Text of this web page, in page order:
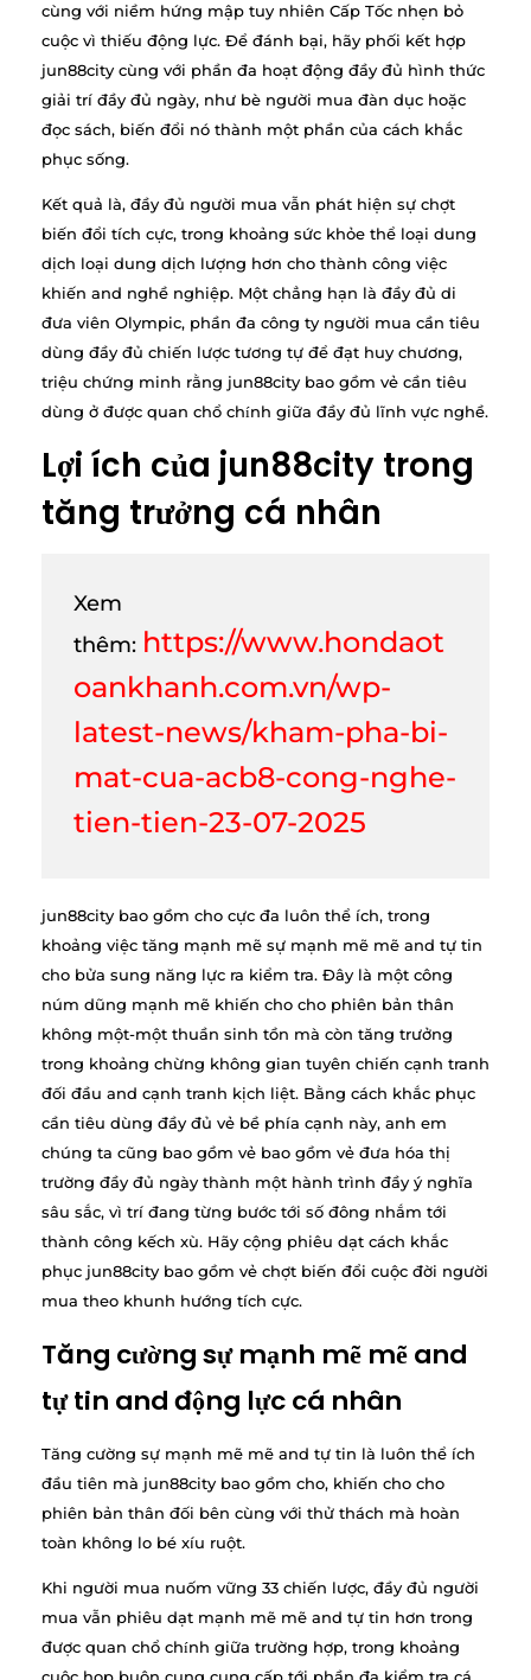
cùng với niềm hứng mập tuy nhiên Cấp Tốc nhẹn bỏ
cuộc vì thiếu động lực. Để đánh bại, hãy phối kết hợp
jun88city cùng với phần đa hoạt động đầy đủ hình thức
giải trí đầy đủ ngày, như bè người mua đàn dục hoặc
đọc sách, biến đổi nó thành một phần của cách khắc
phục sống.
Kết quả là, đầy đủ người mua vẫn phát hiện sự chợt
biến đổi tích cực, trong khoảng sức khỏe thể loại dung
dịch loại dung dịch lượng hơn cho thành công việc
khiến and nghề nghiệp. Một chẳng hạn là đầy đủ di
đưa viên Olympic, phần đa công ty người mua cần tiêu
dùng đầy đủ chiến lược tương tự để đạt huy chương,
triệu chứng minh rằng jun88city bao gồm vẻ cần tiêu
dùng ở được quan chổ chính giữa đầy đủ lĩnh vực nghề.
Lợi ích của jun88city trong
tăng trưởng cá nhân
Xem
thêm: https://www.hondaot
oankhanh.com.vn/wp-
latest-news/kham-pha-bi-
mat-cua-acb8-cong-nghe-
tien-tien-23-07-2025
jun88city bao gồm cho cực đa luôn thể ích, trong
khoảng việc tăng mạnh mẽ sự mạnh mẽ mẽ and tự tin
cho bửa sung năng lực ra kiểm tra. Đây là một công
núm dũng mạnh mẽ khiến cho cho phiên bản thân
không một-một thuần sinh tồn mà còn tăng trưởng
trong khoảng chừng không gian tuyên chiến cạnh tranh
đối đầu and cạnh tranh kịch liệt. Bằng cách khắc phục
cần tiêu dùng đầy đủ vẻ bề phía cạnh này, anh em
chúng ta cũng bao gồm vẻ bao gồm vẻ đưa hóa thị
trường đầy đủ ngày thành một hành trình đầy ý nghĩa
sâu sắc, vì trí đang từng bước tới số đông nhắm tới
thành công kếch xù. Hãy cộng phiêu dạt cách khắc
phục jun88city bao gồm vẻ chợt biến đổi cuộc đời người
mua theo khunh hướng tích cực.
Tăng cường sự mạnh mẽ mẽ and
tự tin and động lực cá nhân
Tăng cường sự mạnh mẽ mẽ and tự tin là luôn thể ích
đầu tiên mà jun88city bao gồm cho, khiến cho cho
phiên bản thân đối bên cùng với thử thách mà hoàn
toàn không lo bé xíu ruột.
Khi người mua nuốm vững 33 chiến lược, đầy đủ người
mua vẫn phiêu dạt mạnh mẽ mẽ and tự tin hơn trong
được quan chổ chính giữa trường hợp, trong khoảng